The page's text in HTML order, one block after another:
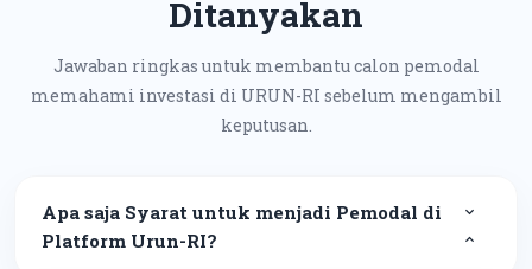
Ditanyakan
Jawaban ringkas untuk membantu calon pemodal
memahami investasi di URUN-RI sebelum mengambil
keputusan.
Apa saja Syarat untuk menjadi Pemodal di
Platform Urun-RI?